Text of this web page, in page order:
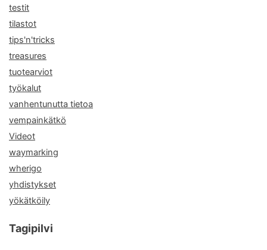
testit
tilastot
tips'n'tricks
treasures
tuotearviot
työkalut
vanhentunutta tietoa
vempainkätkö
Videot
waymarking
wherigo
yhdistykset
yökätköily
Tagipilvi